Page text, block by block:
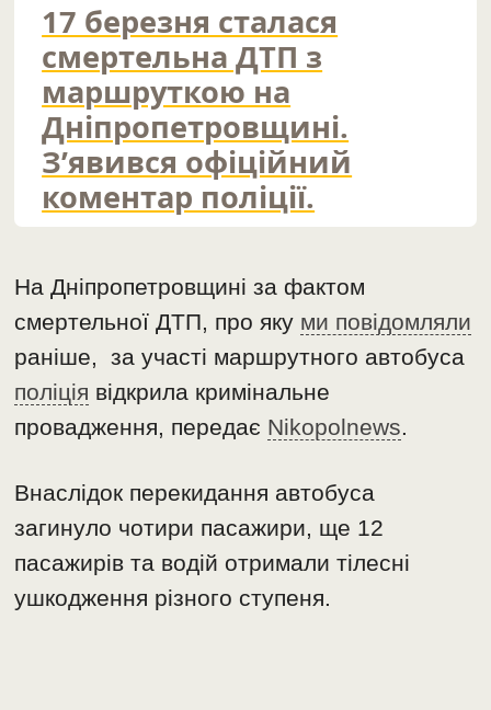
17 березня сталася
смертельна ДТП з
маршруткою на
Дніпропетровщині.
З’явився офіційний
коментар поліції.
На Дніпропетровщині за фактом
смертельної ДТП, про яку ми повідомляли
раніше, за участі маршрутного автобуса
поліція відкрила кримінальне
провадження, передає Nikopolnews.
Внаслідок перекидання автобуса
загинуло чотири пасажири, ще 12
пасажирів та водій отримали тілесні
ушкодження різного ступеня.